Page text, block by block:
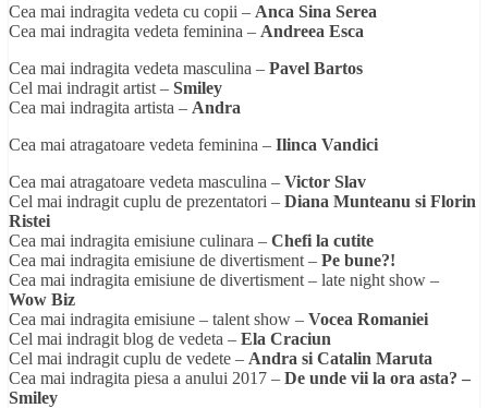
Cea mai indragita vedeta cu copii – Anca Sina Serea
Cea mai indragita vedeta feminina – Andreea Esca
Cea mai indragita vedeta masculina – Pavel Bartos
Cel mai indragit artist – Smiley
Cea mai indragita artista – Andra
Cea mai atragatoare vedeta feminina – Ilinca Vandici
Cea mai atragatoare vedeta masculina – Victor Slav
Cel mai indragit cuplu de prezentatori – Diana Munteanu si Florin
Ristei
Cea mai indragita emisiune culinara – Chefi la cutite
Cea mai indragita emisiune de divertisment – Pe bune?!
Cea mai indragita emisiune de divertisment – late night show –
Wow Biz
Cea mai indragita emisiune – talent show – Vocea Romaniei
Cel mai indragit blog de vedeta – Ela Craciun
Cel mai indragit cuplu de vedete – Andra si Catalin Maruta
Cea mai indragita piesa a anului 2017 – De unde vii la ora asta? –
Smiley